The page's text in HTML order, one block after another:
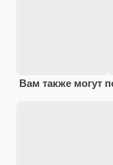
Вам также могут